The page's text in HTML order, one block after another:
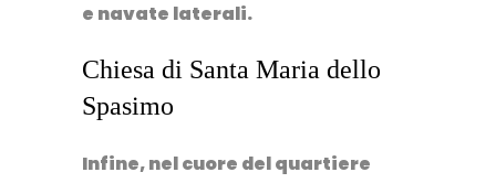
e navate laterali.
Chiesa di Santa Maria dello
Spasimo
Infine, nel cuore del quartiere